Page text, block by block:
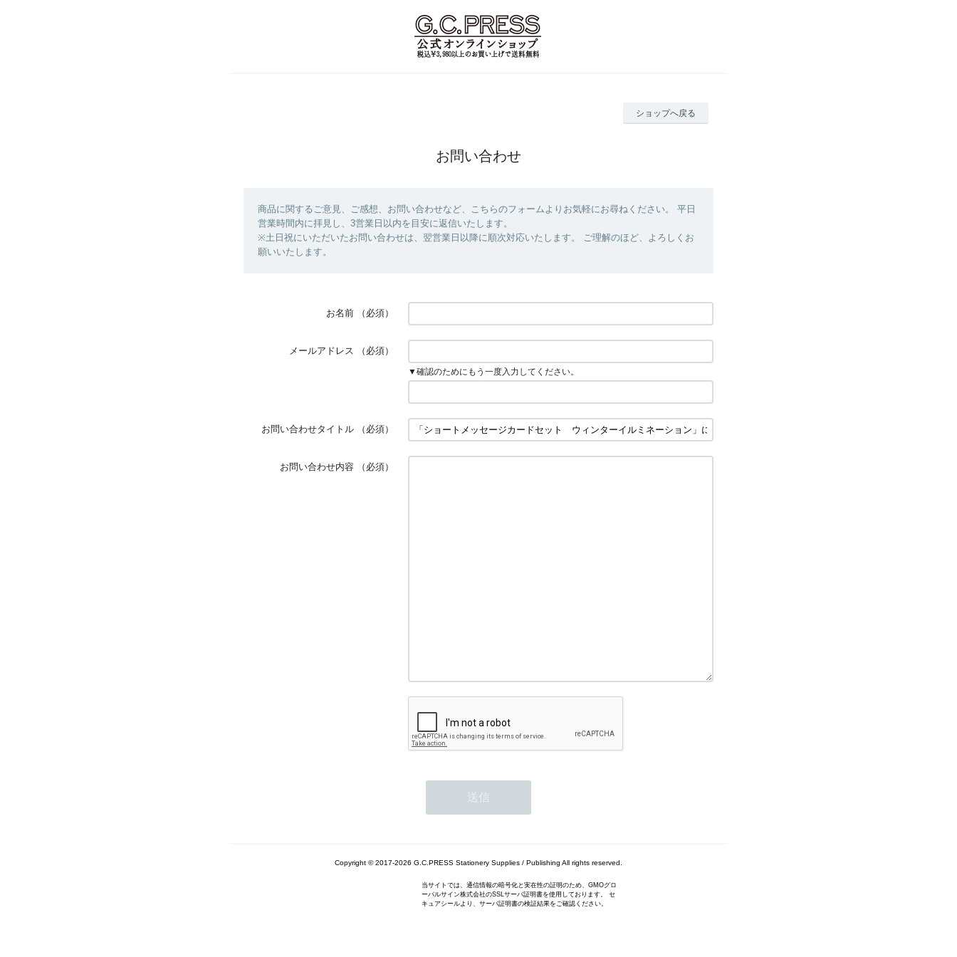
ショップへ戻る
お問い合わせ
商品に関するご意見、ご感想、お問い合わせなど、こちらのフォームよりお気軽にお尋ねください。 平日
営業時間内に拝見し、3営業日以内を目安に返信いたします。
※土日祝にいただいたお問い合わせは、翌営業日以降に順次対応いたします。 ご理解のほど、よろしくお
願いいたします。
お名前 （必須）
メールアドレス （必須）
▼確認のためにもう一度入力してください。
お問い合わせタイトル （必須）
お問い合わせ内容 （必須）
Copyright © 2017-2026 G.C.PRESS Stationery Supplies / Publishing All rights reserved.
当サイトでは、通信情報の暗号化と実在性の証明のため、GMOグロ
ーバルサイン株式会社のSSLサーバ証明書を使用しております。 セ
キュアシールより、サーバ証明書の検証結果をご確認ください。